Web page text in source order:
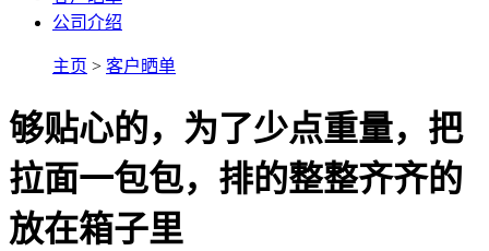
公司介绍
主页 > 客户晒单
够贴心的，为了少点重量，把
拉面一包包，排的整整齐齐的
放在箱子里